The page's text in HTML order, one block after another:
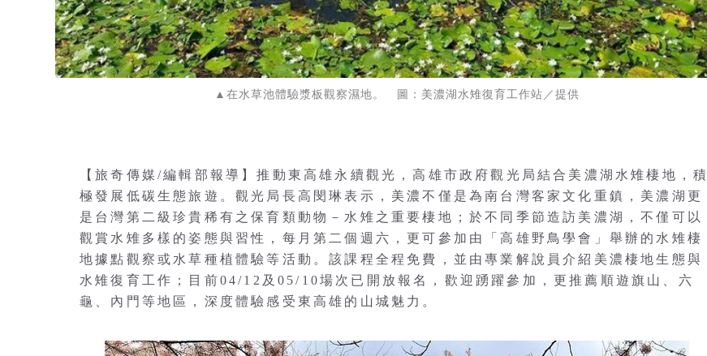
▲在水草池體驗漿板觀察濕地。 圖：美濃湖水雉復育工作站／提供
【旅奇傳媒/編輯部報導】推動東高雄永續觀光，高雄市政府觀光局結合美濃湖水雉棲地，積
極發展低碳生態旅遊。觀光局長高閔琳表示，美濃不僅是為南台灣客家文化重鎮，美濃湖更
是台灣第二級珍貴稀有之保育類動物－水雉之重要棲地；於不同季節造訪美濃湖，不僅可以
觀賞水雉多樣的姿態與習性，每月第二個週六，更可參加由「高雄野鳥學會」舉辦的水雉棲
地據點觀察或水草種植體驗等活動。該課程全程免費，並由專業解說員介紹美濃棲地生態與
水雉復育工作；目前04/12及05/10場次已開放報名，歡迎踴躍參加，更推薦順遊旗山、六
龜、內門等地區，深度體驗感受東高雄的山城魅力。